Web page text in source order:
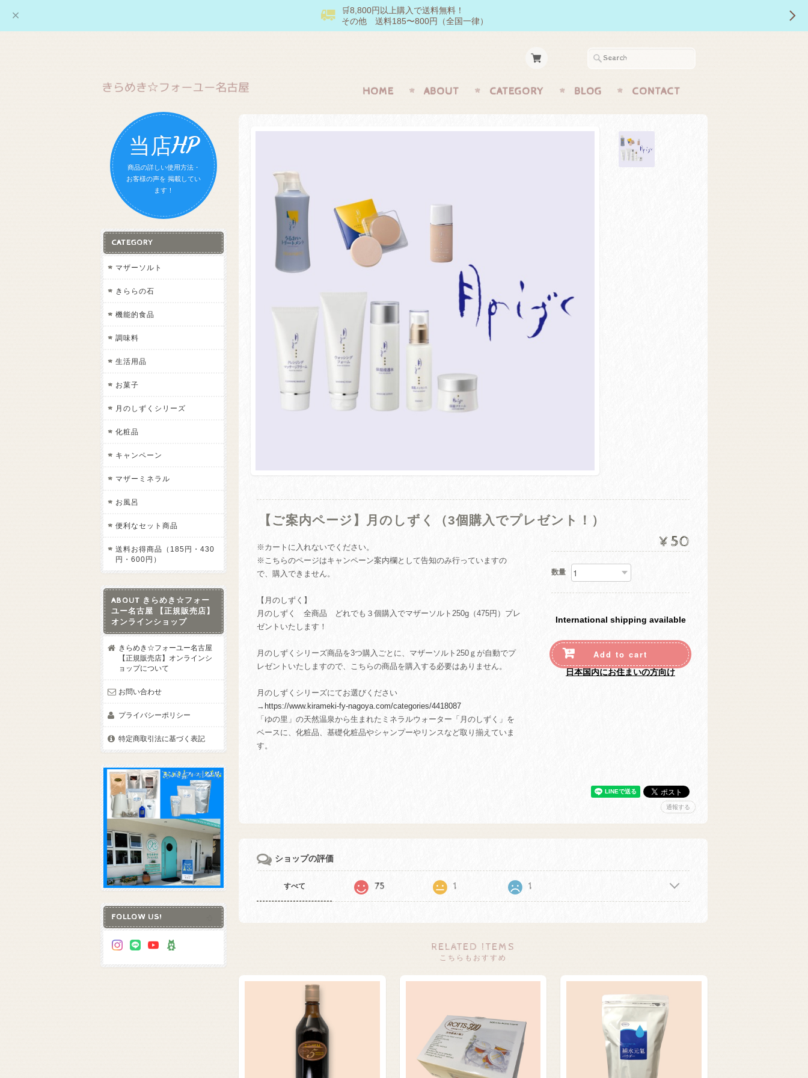
🛒8,800円以上購入で送料無料！
その他 送料185〜800円（全国一律）
HOME ABOUT CATEGORY BLOG CONTACT
【ご案内ページ】月のしずく（3個購入でプレゼント！）
※カートに入れないでください。
※こちらのページはキャンペーン案内欄として告知のみ行っていますの
で、購入できません。
【月のしずく】
月のしずく 全商品 どれでも３個購入でマザーソルト250g（475円）プレ
ゼントいたします！
月のしずくシリーズ商品を3つ購入ごとに、マザーソルト250ｇが自動でプ
レゼントいたしますので、こちらの商品を購入する必要はありません。
月のしずくシリーズにてお選びください
→ https://www.kirameki-fy-nagoya.com/categories/4418087
「ゆの里」の天然温泉から生まれたミネラルウォーター「月のしずく」を
ベースに、化粧品、基礎化粧品やシャンプーやリンスなど取り揃えていま
す。
¥50
数量
International shipping available
Add to cart
日本国内にお住まいの方向け
通報する
ショップの評価
すべて 75 1 1
RELATED ITEMS
こちらもおすすめ
当店HP
商品の詳しい使用方法・
お客様の声を 掲載してい
ます！
CATEGORY
マザーソルト
きららの石
機能的食品
調味料
生活用品
お菓子
月のしずくシリーズ
化粧品
キャンペーン
マザーミネラル
お風呂
便利なセット商品
送料お得商品（185円・430
円・600円）
ABOUT きらめき☆フォー
ユー名古屋 【正規販売店】
オンラインショップ
きらめき☆フォーユー名古屋
【正規販売店】オンラインシ
ョップについて
お問い合わせ
プライバシーポリシー
特定商取引法に基づく表記
FOLLOW US!